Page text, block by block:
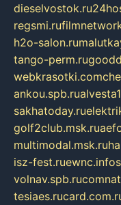
dieselvostok.ru
regsmi.ru
h2o-salon.ru
tango-perm.ru
webkrasotki.com
ankou.spb.ru
sakhatoday.ru
golf2club.msk.ru
multimodal.msk.ru
isz-fest.ruewnc.info
volnav.spb.ru
tesiaes.ru